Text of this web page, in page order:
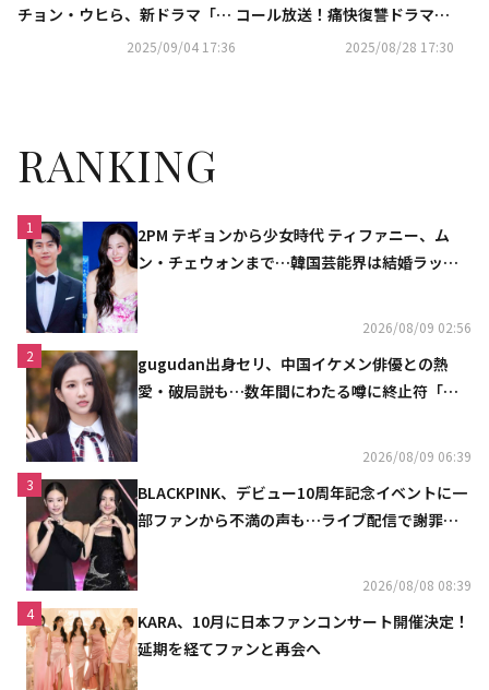
チョン・ウヒら、新ドラマ「マ
イ・ユース」制作発表会に出席
2025/09/04 17:36
コール放送！痛快復讐ドラマか
ら本格時代劇まで…9月のCSホ
2025/08/28 17:30
RANKING
1
2PM テギョンから少女時代 ティファニー、ム
ン・チェウォンまで…韓国芸能界は結婚ラッシ
2026/08/09 02:56
2
gugudan出身セリ、中国イケメン俳優との熱
愛・破局説も…数年間にわたる噂に終止符「邪
2026/08/09 06:39
3
BLACKPINK、デビュー10周年記念イベントに一
部ファンから不満の声も…ライブ配信で謝罪
2026/08/08 08:39
4
KARA、10月に日本ファンコンサート開催決定！
延期を経てファンと再会へ